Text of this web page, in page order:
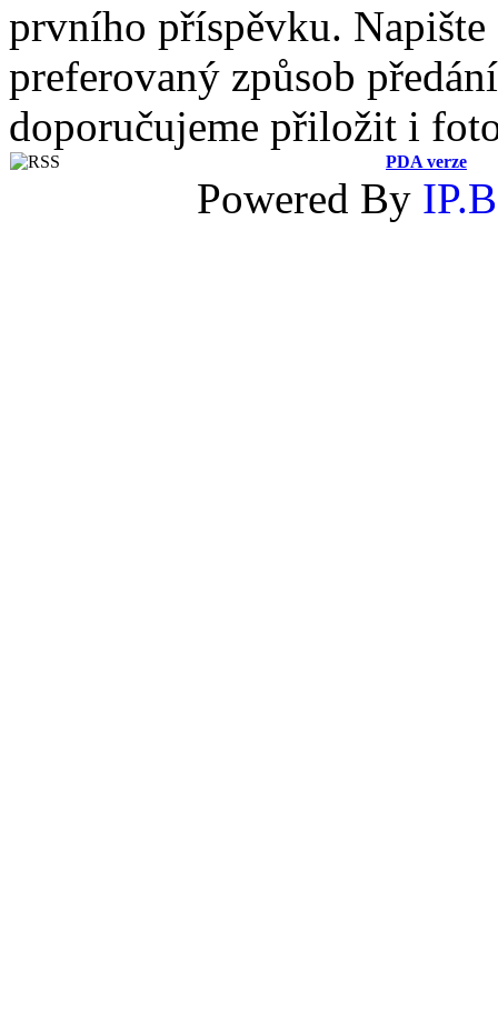
prvního příspěvku.
preferovaný způsob
doporučujeme přiložit i
PDA verze
Powered By